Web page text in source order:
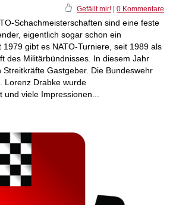
Gefällt mir! 0 Kommentare
Schachmeisterschaften sind eine feste
eigentlich sogar schon ein
1979 gibt es NATO-Turniere, seit 1989 als
des Militärbündnisses. In diesem Jahr
Gastgeber. Die Bundeswehr
Lorenz Drabke wurde
und viele Impressionen...